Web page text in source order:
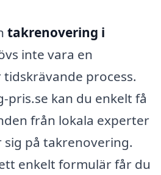
takrenovering i
inte vara en
process.
pris.se kan du enkelt få
från lokala experter
sig på takrenovering.
enkelt formulär får du